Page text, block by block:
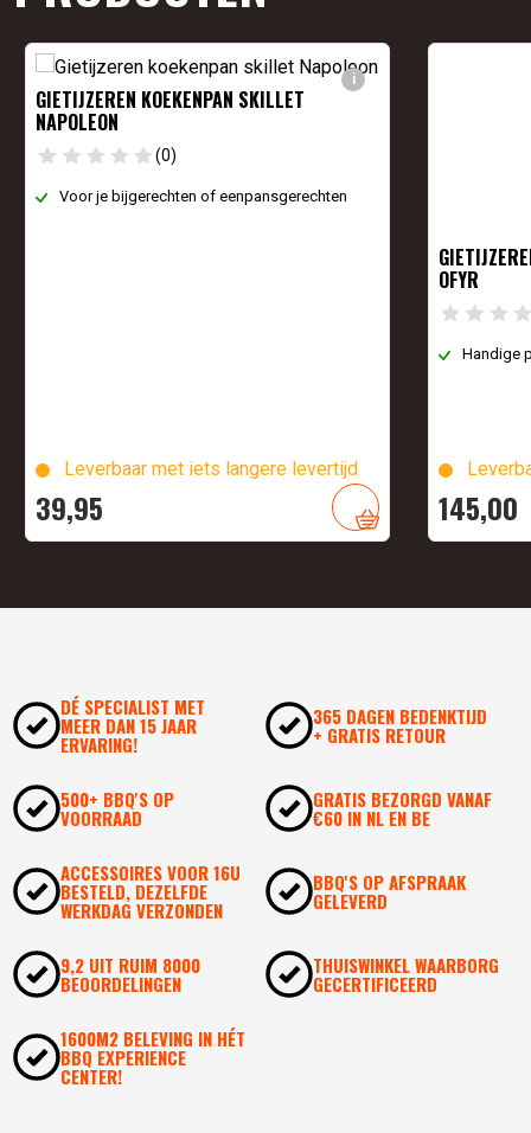
i
GIETIJZEREN KOEKENPAN SKILLET
NAPOLEON
(0)
Voor je bijgerechten of eenpansgerechten
Leverbaar met iets langere levertijd
39,95
OFYR
Handige
145,00
DÉ SPECIALIST MET
MEER DAN 15 JAAR
ERVARING!
365 DAGEN BEDENKTIJD
+ GRATIS RETOUR
500+ BBQ'S OP
VOORRAAD
GRATIS BEZORGD VANAF
€60 IN NL EN BE
ACCESSOIRES VOOR 16U
BESTELD, DEZELFDE
WERKDAG VERZONDEN
BBQ'S OP AFSPRAAK
GELEVERD
9,2 UIT RUIM 8000
BEOORDELINGEN
THUISWINKEL WAARBORG
GECERTIFICEERD
1600M2 BELEVING IN HÉT
BBQ EXPERIENCE
CENTER!